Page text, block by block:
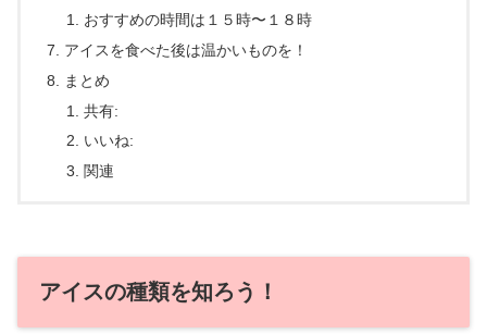
おすすめの時間は１５時〜１８時
アイスを食べた後は温かいものを！
まとめ
共有:
いいね:
関連
アイスの種類を知ろう！